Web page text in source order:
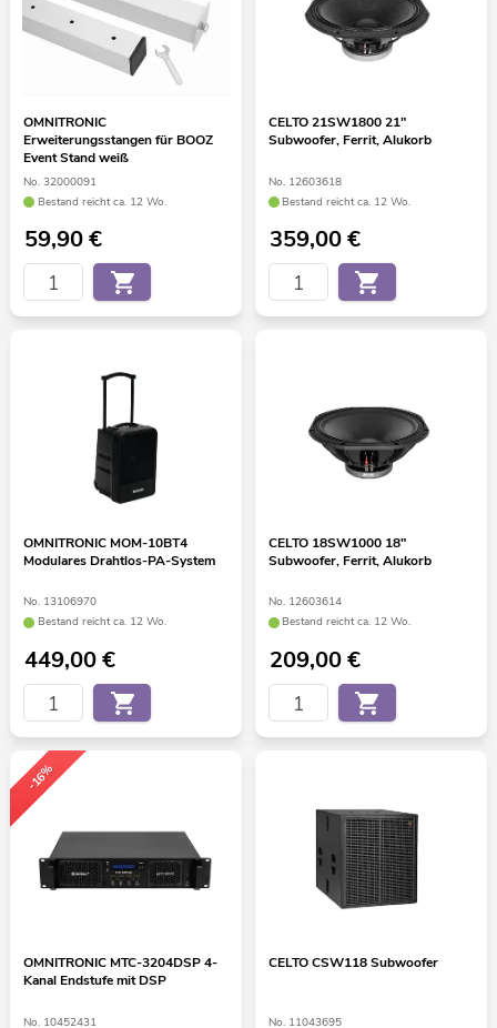
OMNITRONIC
Erweiterungsstangen für BOOZ
Event Stand weiß
No. 32000091
Bestand reicht ca. 12 Wo.
59,90€
CELTO 21SW1800 21"
Subwoofer, Ferrit, Alukorb
No. 12603618
Bestand reicht ca. 12 Wo.
359,00€
OMNITRONIC MOM-10BT4
Modulares Drahtlos-PA-System
No. 13106970
Bestand reicht ca. 12 Wo.
449,00€
CELTO 18SW1000 18"
Subwoofer, Ferrit, Alukorb
No. 12603614
Bestand reicht ca. 12 Wo.
209,00€
-16%
OMNITRONIC MTC-3204DSP 4-
Kanal Endstufe mit DSP
No. 10452431
CELTO CSW118 Subwoofer
No. 11043695